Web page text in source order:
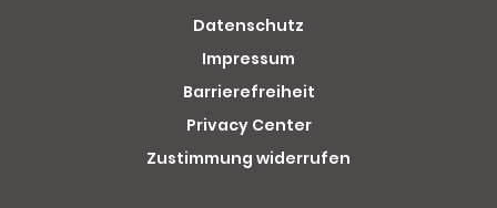
Datenschutz
Impressum
Barrierefreiheit
Privacy Center
Zustimmung widerrufen